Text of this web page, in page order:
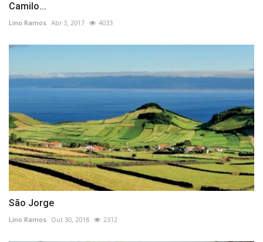
Camilo...
Lino Ramos Abr 3, 2017 4033
São Jorge
Lino Ramos Out 30, 2018 2312